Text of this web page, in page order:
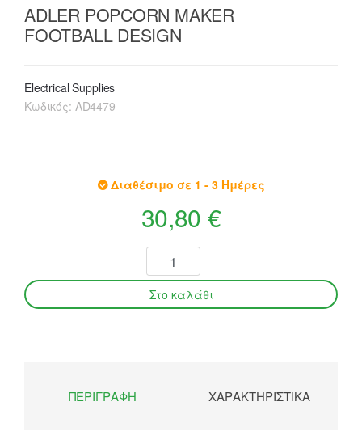
ADLER POPCORN MAKER
FOOTBALL DESIGN
Electrical Supplies
Κωδικός: AD4479
Διαθέσιμο σε 1 - 3 Ημέρες
30,80 €
ΠΕΡΙΓΡΑΦΉ ΧΑΡΑΚΤΗΡΙΣΤΙΚΆ